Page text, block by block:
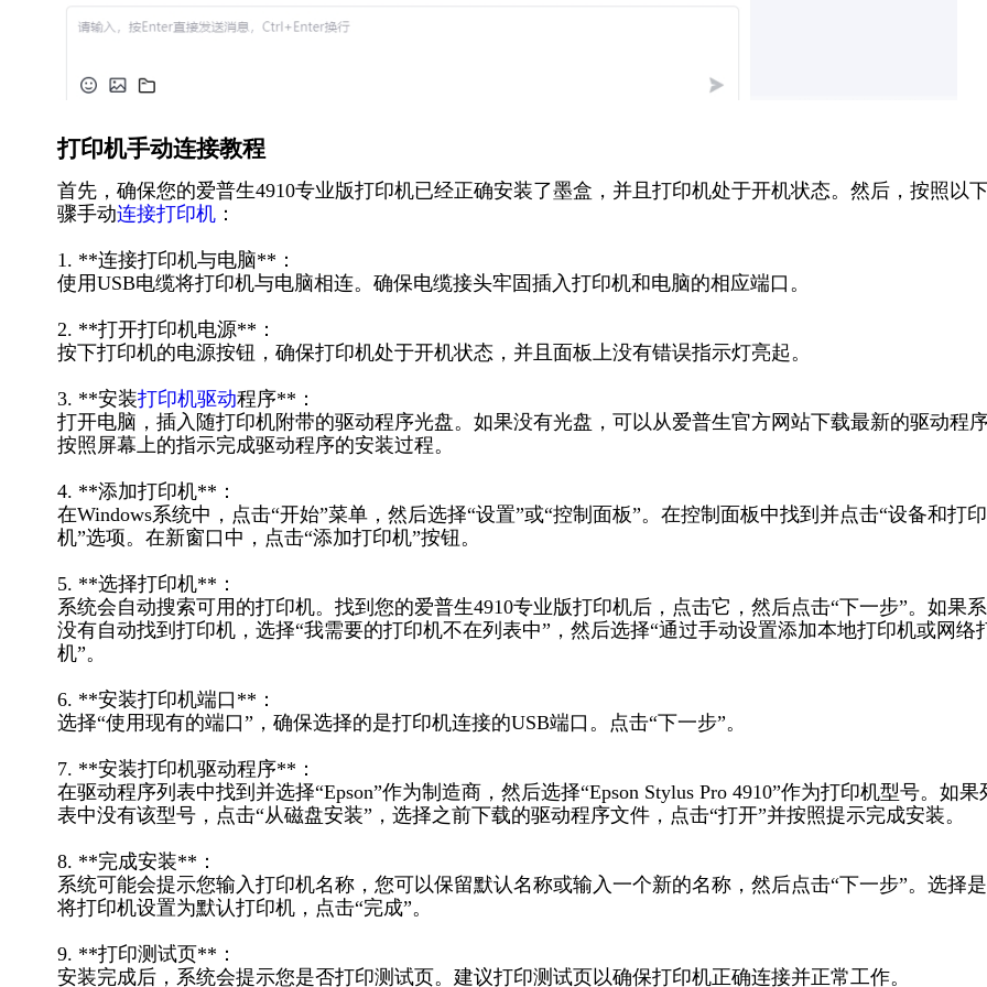
打印机手动连接教程
首先，确保您的爱普生4910专业版打印机已经正确安装了墨盒，并且打印机处于开机状态。然后，按照以
骤手动连接打印机 ：
1. **连接打印机与电脑**：
使用USB电缆将打印机与电脑相连。确保电缆接头牢固插入打印机和电脑的相应端口。
2. **打开打印机电源**：
按下打印机的电源按钮，确保打印机处于开机状态，并且面板上没有错误指示灯亮起。
3. **安装打印机驱动程序**：
打开电脑，插入随打印机附带的驱动程序光盘。如果没有光盘，可以从爱普生官方网站下载最新的驱动程序
按照屏幕上的指示完成驱动程序的安装过程。
4. **添加打印机**：
在Windows系统中，点击“开始”菜单，然后选择“设置”或“控制面板”。在控制面板中找到并点击“设备和打印
机”选项。在新窗口中，点击“添加打印机”按钮。
5. **选择打印机**：
系统会自动搜索可用的打印机。找到您的爱普生4910专业版打印机后，点击它，然后点击“下一步”。如果
没有自动找到打印机，选择“我需要的打印机不在列表中”，然后选择“通过手动设置添加本地打印机或网络
机”。
6. **安装打印机端口**：
选择“使用现有的端口”，确保选择的是打印机连接的USB端口。点击“下一步”。
7. **安装打印机驱动程序**：
在驱动程序列表中找到并选择“Epson”作为制造商，然后选择“Epson Stylus Pro 4910”作为打印机型号。如果
表中没有该型号，点击“从磁盘安装”，选择之前下载的驱动程序文件，点击“打开”并按照提示完成安装。
8. **完成安装**：
系统可能会提示您输入打印机名称，您可以保留默认名称或输入一个新的名称，然后点击“下一步”。选择
将打印机设置为默认打印机，点击“完成”。
9. **打印测试页**：
安装完成后，系统会提示您是否打印测试页。建议打印测试页以确保打印机正确连接并正常工作。